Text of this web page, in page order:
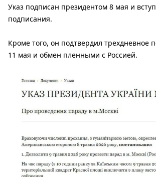
Указ подписан президентом 8 мая и
подписания.
Кроме того, он подтвердил трехдневное
11 мая и обмен пленными с Россией.